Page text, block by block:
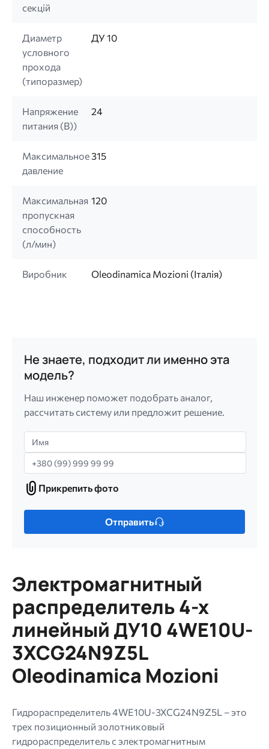
секцій
Диаметр
условного
прохода
(типоразмер)
ДУ 10
Напряжение
питания (B))
24
Максимальное
давление
315
Максимальная
пропускная
способность
(л/мин)
120
Виробник Oleodinamica Mozioni (Італія)
Не знаете, подходит ли именно эта
модель?
Наш инженер поможет подобрать аналог,
рассчитать систему или предложит решение.
Имя
Телефон
Прикрепить
фото
Прикрепить фото
Только
МБ.
Допустимые
типы:
gif
jpg
jpeg
png.
Отправить
Электромагнитный
распределитель 4-х
линейный ДУ10 4WE10U-
3XCG24N9Z5L
Oleodinamica Mozioni
Гидрораспределитель 4WE10U-3XCG24N9Z5L – это
трех позиционный золотниковый
гидрораспределитель с электромагнитным